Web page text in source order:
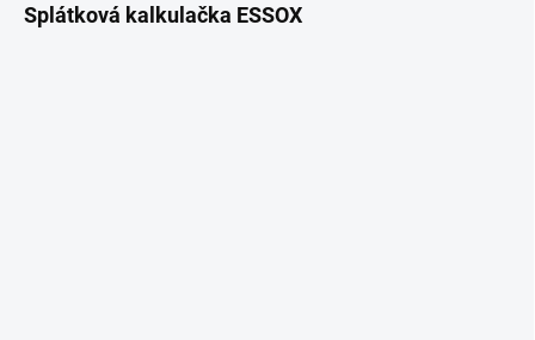
Splátková kalkulačka ESSOX